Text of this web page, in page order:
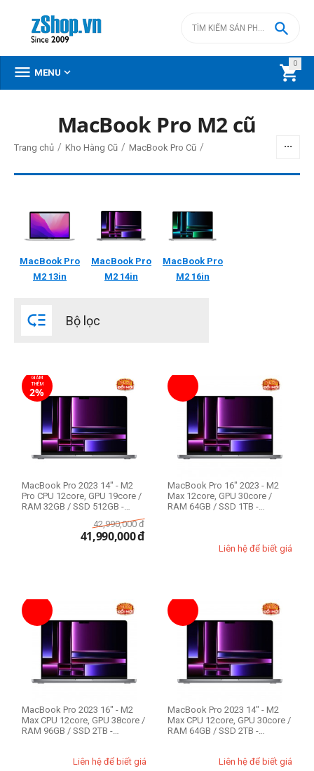
0


 MENU 
Menu
BỘ LỌC
Giá
0đ
2023
CPU Mac
Apple M2 8-core
Apple M2 Pro 10-core
Apple M2 Pro 12-core
Apple M2 Max 12-core
24GB
32GB
64GB
96GB
256GB
512GB
MacBook Pro M2 cũ
Trang chủ / Kho Hàng Cũ / MacBook Pro Cũ /
MacBook Pro
M2 13in
MacBook Pro
M2 14in
MacBook Pro
M2 16in
 Bộ lọc
GIẢM
THÊM
2%
MacBook Pro 2023 14" - M2
Pro CPU 12core, GPU 19core /
RAM 32GB / SSD 512GB -
42,990,000 đ
41,990,000đ
MacBook Pro 16" 2023 - M2
Max 12core, GPU 30core /
RAM 64GB / SSD 1TB -
Liên hệ để biết giá
MacBook Pro 2023 16" - M2
Max CPU 12core, GPU 38core /
RAM 96GB / SSD 2TB -
Liên hệ để biết giá
MacBook Pro 2023 14" - M2
Max CPU 12core, GPU 30core /
RAM 64GB / SSD 2TB -
Liên hệ để biết giá